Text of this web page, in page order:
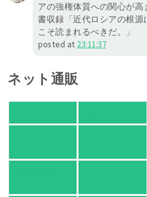
アの強権体質への関心が高
書収録「近代ロシアの根源
こそ読まれるべきだ。」
posted at 23:11:37
ネット通販